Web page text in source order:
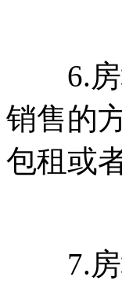
6.房
销售的
包租或
7.房地